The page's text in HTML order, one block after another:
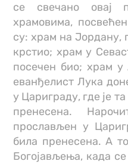
се свечано овај
храмовима,
су: храм на Јордану,
крстио; храм у
посечен био; храм у
еванђелист Лука
у Цариграду, где је
пренесена.
прослављен у
била пренесена. A
Богојављења, када